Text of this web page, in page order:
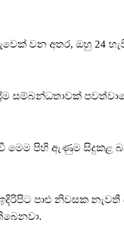
වන අතර, ඔහු 24
සම්බන්ධතාවක්
මෙම පිහි ඇණුම සිදුකළ
පාළු නිවසක නැවතී